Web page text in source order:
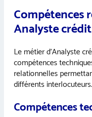
Compétences
Analyste crédit
Le métier d’Analyste
compétences
relationnelles
différents interlocuteurs.
Compétences